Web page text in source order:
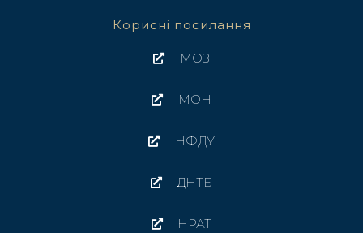
Корисні посилання
МОЗ
МОН
НФДУ
ДНТБ
НРАТ